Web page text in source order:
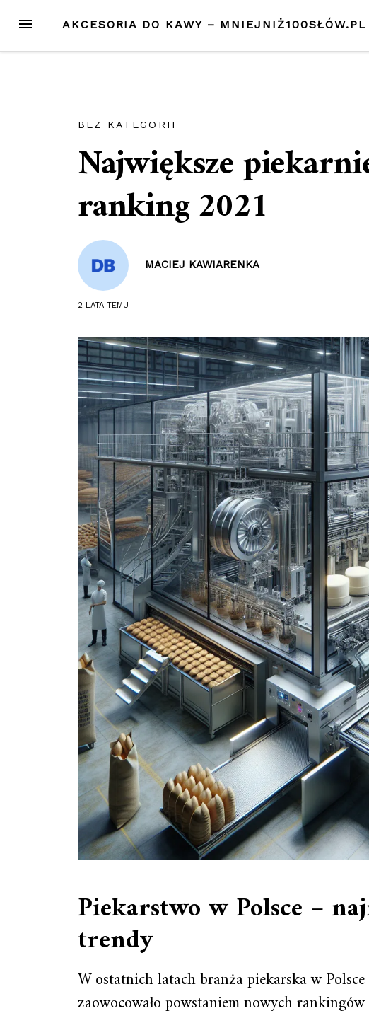
treści
MENU AKCESORIA DO KAWY – MNIEJNIŻ100SŁÓW.PL
BEZ KATEGORII
Największe
ranking 2021
MACIEJ KAWIARENKA
2 LATA TEMU
Piekarstwo w Polsce –
trendy
W ostatnich latach branża piekarska w Polsce
zaowocowało powstaniem nowych